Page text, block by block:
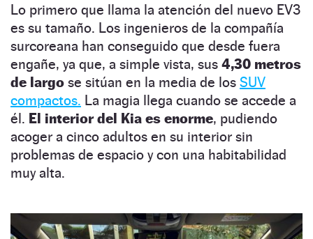
Lo primero que llama la atención del nuevo EV3
es su tamaño. Los ingenieros de la compañía
surcoreana han conseguido que desde fuera
engañe, ya que, a simple vista, sus 4,30 metros
de largo se sitúan en la media de los SUV
compactos. La magia llega cuando se accede a
él. El interior del Kia es enorme, pudiendo
acoger a cinco adultos en su interior sin
problemas de espacio y con una habitabilidad
muy alta.